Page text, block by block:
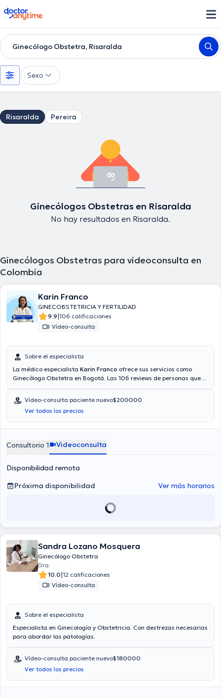
doctoranytime
Ginecólogo Obstetra, Risaralda
Sexo
Risaralda Pereira
Ginecólogos Obstetras en Risaralda
No hay resultados en Risaralda.
Ginecólogos Obstetras para videoconsulta en
Colombia
Karin Franco
GINECOBSTETRICIA Y FERTILIDAD
9.9|106 calificaciones
Vídeo-consulta
Sobre el especialista
La médico especialista Karin Franco ofrece sus servicios como
Ginecólogo Obstetra en Bogotá. Las 106 reviews de personas que
una consulta médica vía consulta mediante video. Aseguradoras
tales como Allianz, Coomeva, Seguros Bolívar son aceptadas. El
precio de la consulta con la médico especialista Karin Franco es de
$350000.
Vídeo-consulta paciente nuevo$200000
Ver todos los precios
Consultorio 1 Videoconsulta
Disponibilidad remota
Próxima disponibilidad
Ver más horarios
Sandra Lozano Mosquera
Ginecólogo Obstetra
Dra.
10.0|12 calificaciones
Vídeo-consulta
Sobre el especialista
Especialista en Ginecología y Obstetricia. Con destrezas necesarias
para abordar las patologías.
Vídeo-consulta paciente nuevo$180000
Ver todos los precios